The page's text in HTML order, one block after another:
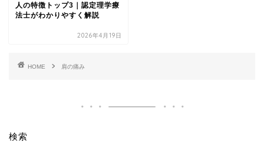
人の特徴トップ3｜認定理学療
法士がわかりやすく解説
2026年4月19日
HOME 肩の痛み
検索